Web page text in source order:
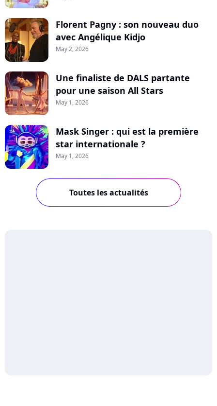
Florent Pagny : son nouveau duo
avec Angélique Kidjo
May 2, 2026
Une finaliste de DALS partante
pour une saison All Stars
May 1, 2026
Mask Singer : qui est la première
star internationale ?
May 1, 2026
Toutes les actualités